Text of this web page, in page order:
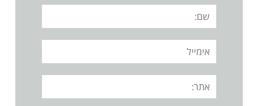
שם:
אימייל
אתר: